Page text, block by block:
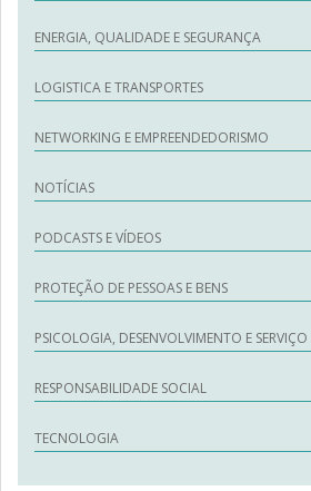
ENERGIA, QUALIDADE E SEGURANÇA
LOGISTICA E TRANSPORTES
NETWORKING E EMPREENDEDORISMO
NOTÍCIAS
PODCASTS E VÍDEOS
PROTEÇÃO DE PESSOAS E BENS
PSICOLOGIA, DESENVOLVIMENTO E
RESPONSABILIDADE SOCIAL
TECNOLOGIA